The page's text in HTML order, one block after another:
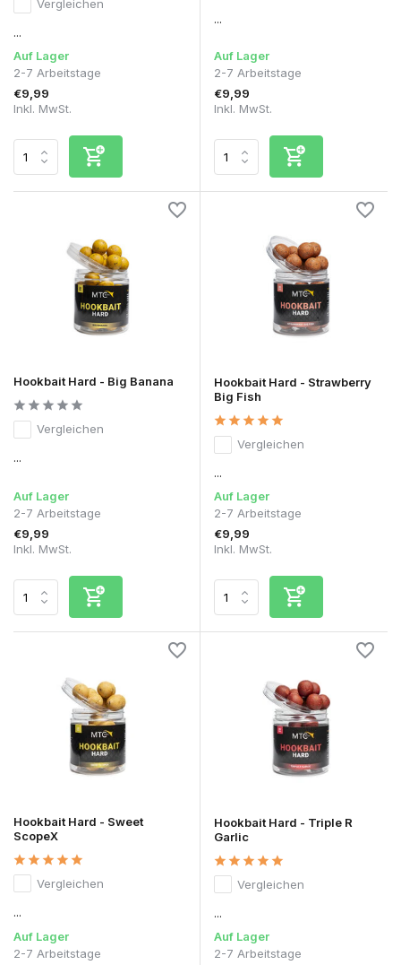
Vergleichen
...
Auf Lager
2-7 Arbeitstage
€9,99
Inkl. MwSt.
...
Auf Lager
2-7 Arbeitstage
€9,99
Inkl. MwSt.
Hookbait Hard - Big Banana
Vergleichen
...
Auf Lager
2-7 Arbeitstage
€9,99
Inkl. MwSt.
Hookbait Hard - Strawberry
Big Fish
Vergleichen
...
Auf Lager
2-7 Arbeitstage
€9,99
Inkl. MwSt.
Hookbait Hard - Sweet
ScopeX
Vergleichen
...
Auf Lager
2-7 Arbeitstage
Hookbait Hard - Triple R
Garlic
Vergleichen
...
Auf Lager
2-7 Arbeitstage